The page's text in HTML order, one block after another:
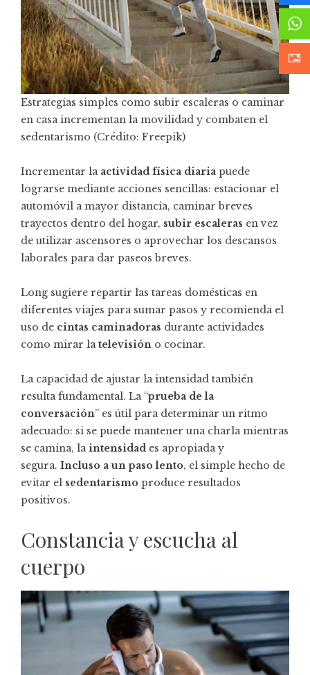
Estrategias simples como subir escaleras o caminar
en casa incrementan la movilidad y combaten el
sedentarismo (Crédito: Freepik)
Incrementar la actividad física diaria puede
lograrse mediante acciones sencillas: estacionar el
automóvil a mayor distancia, caminar breves
trayectos dentro del hogar, subir escaleras en vez
de utilizar ascensores o aprovechar los descansos
laborales para dar paseos breves.
Long sugiere repartir las tareas domésticas en
diferentes viajes para sumar pasos y recomienda el
uso de cintas caminadoras durante actividades
como mirar la televisión o cocinar.
La capacidad de ajustar la intensidad también
resulta fundamental. La “prueba de la
conversación” es útil para determinar un ritmo
adecuado: si se puede mantener una charla mientras
se camina, la intensidad es apropiada y
segura. Incluso a un paso lento, el simple hecho de
evitar el sedentarismo produce resultados
positivos.
Constancia y escucha al
cuerpo